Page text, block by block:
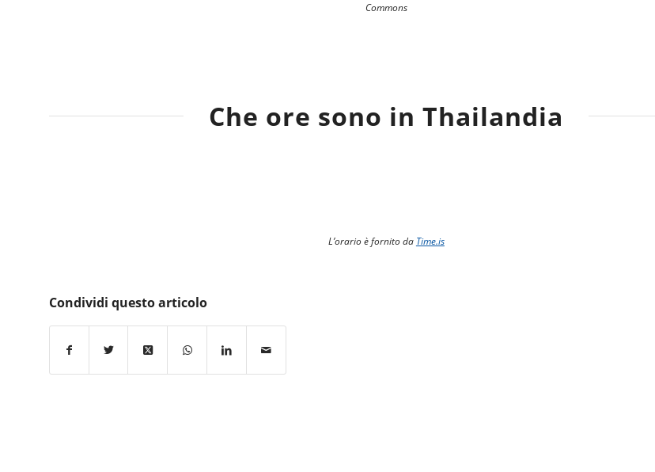
Commons
Che ore sono in Thailandia
L’orario è fornito da Time.is
Condividi questo articolo